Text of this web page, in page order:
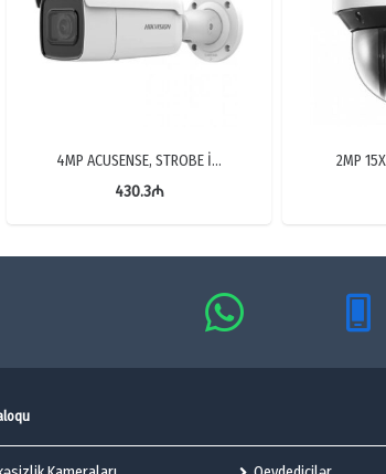
4MP ACUSENSE, STROBE İ…
430.3₼
2MP